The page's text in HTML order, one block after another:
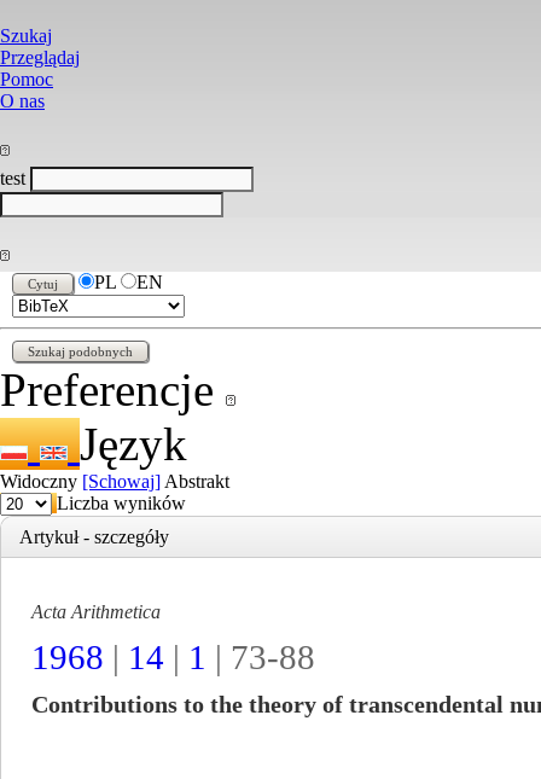
Szukaj
Przeglądaj
Pomoc
O nas
test
PL EN
Preferencje
Język
Widoczny [Schowaj] Abstrakt
Liczba wyników
Artykuł - szczegóły
Acta Arithmetica
1968 | 14 | 1 | 73-88
Contributions to the theory of transcendental